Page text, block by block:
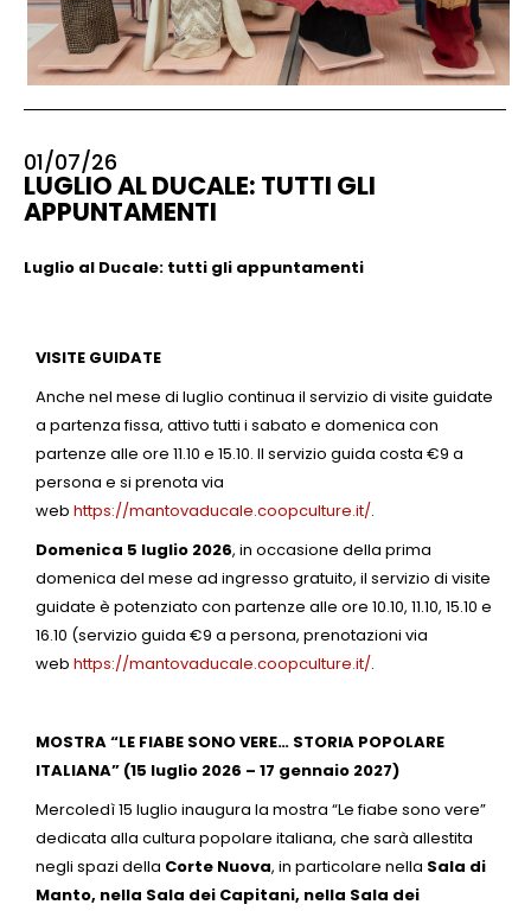
01/07/26
LUGLIO AL DUCALE: TUTTI GLI
APPUNTAMENTI
Luglio al Ducale: tutti gli appuntamenti
VISITE GUIDATE
Anche nel mese di luglio continua il servizio di visite guidate
a partenza fissa, attivo tutti i sabato e domenica con
partenze alle ore 11.10 e 15.10. Il servizio guida costa €9 a
persona e si prenota via
web https://mantovaducale.coopculture.it/.
Domenica 5 luglio 2026, in occasione della prima
domenica del mese ad ingresso gratuito, il servizio di visite
guidate è potenziato con partenze alle ore 10.10, 11.10, 15.10 e
16.10 (servizio guida €9 a persona, prenotazioni via
web https://mantovaducale.coopculture.it/.
MOSTRA “LE FIABE SONO VERE… STORIA POPOLARE
ITALIANA” (15 luglio 2026 – 17 gennaio 2027)
Mercoledì 15 luglio inaugura la mostra “Le fiabe sono vere”
dedicata alla cultura popolare italiana, che sarà allestita
negli spazi della Corte Nuova, in particolare nella Sala di
Manto, nella Sala dei Capitani, nella Sala dei